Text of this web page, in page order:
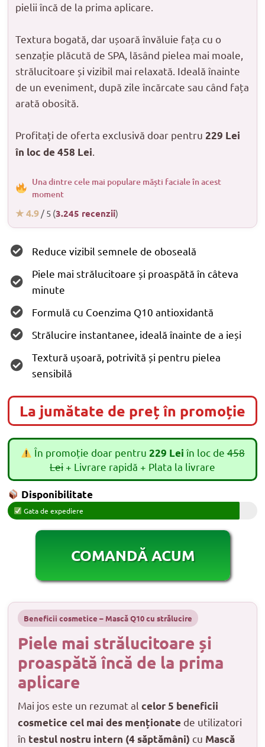
pielii încă de la prima aplicare.
Textura bogată, dar ușoară învăluie fața cu o
senzație plăcută de SPA, lăsând pielea mai moale,
strălucitoare și vizibil mai relaxată. Ideală înainte
de un eveniment, după zile încărcate sau când fața
arată obosită.
Profitați de oferta exclusivă doar pentru 229 Lei
în loc de 458 Lei
Una dintre cele mai populare măști faciale în acest
moment
★ 4.9 / 5 (3.245 recenzii)
Reduce vizibil semnele de oboseală
Piele mai strălucitoare și proaspătă în câteva
minute
Formulă cu Coenzima Q10 antioxidantă
Strălucire instantanee, ideală înainte de a ieși
Textură ușoară, potrivită și pentru pielea
sensibilă
La jumătate de preț în promoție
În promoție doar pentru 229 Lei în loc de458
Lei + Livrare rapidă + Plata la livrare
Disponibilitate
Gata de expediere
COMANDĂ ACUM
Beneficii cosmetice – Mască Q10 cu strălucire
Piele mai strălucitoare și
proaspătă încă de la prima
aplicare
Mai jos este un rezumat al celor 5 beneficii
cosmetice cel mai des menționate de utilizatori
în testul nostru intern (4 săptămâni) cu Mască